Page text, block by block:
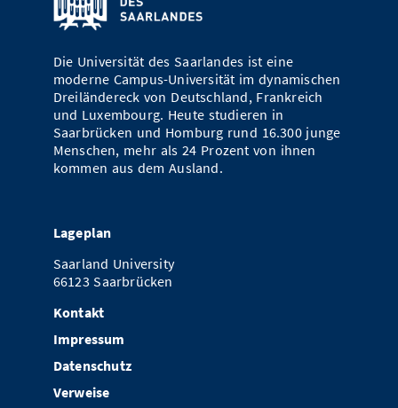
Die Universität des Saarlandes ist eine
moderne Campus-Universität im dynamischen
Dreiländereck von Deutschland, Frankreich
und Luxembourg. Heute studieren in
Saarbrücken und Homburg rund 16.300 junge
Menschen, mehr als 24 Prozent von ihnen
kommen aus dem Ausland.
Lageplan
Saarland University
66123 Saarbrücken
Kontakt
Impressum
Datenschutz
Verweise